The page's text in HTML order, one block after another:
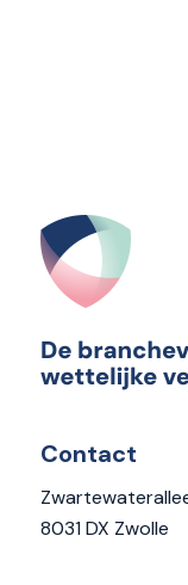
Contact
8031 DX Zwolle